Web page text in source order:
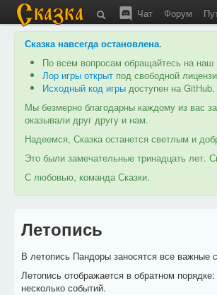
Чат Форум
Сказка навсегда остановлена.
По всем вопросам обращайтесь на наш
Лор игры открыт под свободной
Исходный код игры доступен на GitHub.
Мы безмерно благодарны каждому из вас
оказывали друг другу и нам.
Надеемся, Сказка останется светлым и
Это были замечательные тринадцать лет.
С любовью, команда Сказки.
Летопись
В летопись Пандоры заносятся все важные
Летопись отображается в обратном
несколько событий.